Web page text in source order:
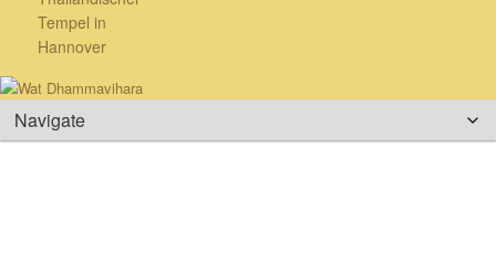
Tempel in
Hannover
Hauptmenü